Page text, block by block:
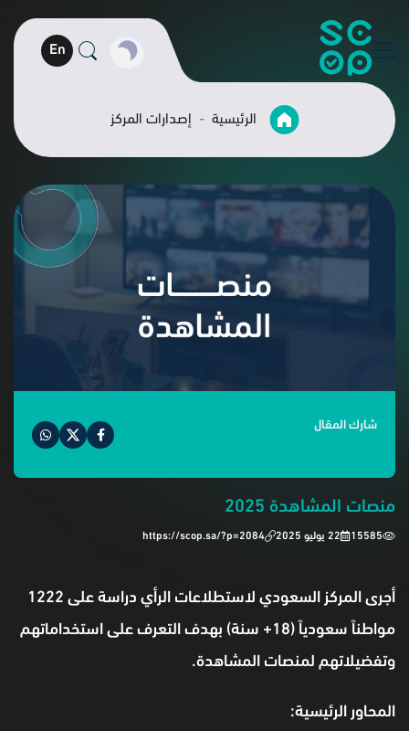
En
الرئيسية إصدارات المركز
شارك المقال
منصات المشاهدة 2025
15585 22 يوليو 2025 https://scop.sa/?p=2084
أجرى المركز السعودي لاستطلاعات الرأي دراسة على 1222
مواطناً سعودياً (18+ سنة) بهدف التعرف على استخداماتهم
وتفضيلاتهم لمنصات المشاهدة.
المحاور الرئيسية: